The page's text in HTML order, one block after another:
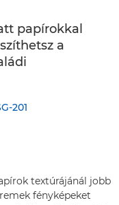
papírokkal
a
textúrájánál jobb
fényképeket